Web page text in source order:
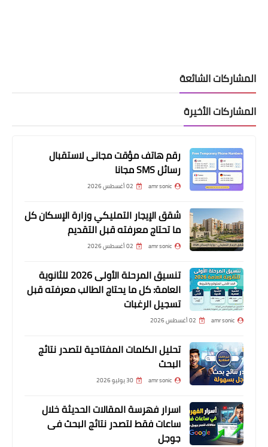
المشاركات الشائعة
المشاركات الأخيرة
رقم هاتف مؤقت مجانى لاستقبال
رسائل SMS مجانا
amr sonic 02 أغسطس 2026
شقق الإيجار التمليكي وزارة الإسكان كل
ما تحتاج معرفته قبل التقديم
amr sonic 02 أغسطس 2026
تنسيق المرحلة الأولى 2026 للثانوية
العامة: كل ما يحتاج الطالب معرفته قبل
تسجيل الرغبات
amr sonic 02 أغسطس 2026
تحليل الكلمات المفتاحية لتصدر نتائج
البحث
amr sonic 30 يوليو 2026
اسرار فهرسة المقالات الحديثة خلال
ساعات فقط لتصدر نتائج البحث فى
جوجل